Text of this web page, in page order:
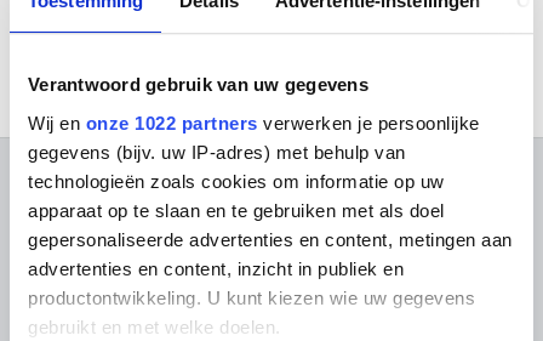
Verantwoord gebruik van uw gegevens
Wij en onze 1022 partners verwerken je persoonlijke
gegevens (bijv. uw IP-adres) met behulp van
technologieën zoals cookies om informatie op uw
apparaat op te slaan en te gebruiken met als doel
gepersonaliseerde advertenties en content, metingen aan
advertenties en content, inzicht in publiek en
productontwikkeling. U kunt kiezen wie uw gegevens
gebruikt en met welke doelen.
OVER DE MUSEA
Veelgestelde vragen
Praktisch
Tickets
Onderzoek
Bibliotheek
Publicaties